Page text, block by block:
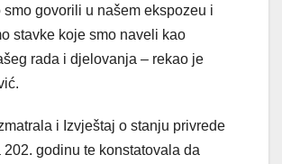
smo govorili u našem ekspozeu i
stavke koje smo naveli kao
rada i djelovanja – rekao je
i Izvještaj o stanju privrede
202. godinu te konstatovala da